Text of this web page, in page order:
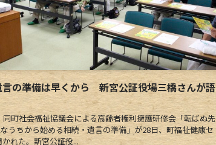
言の準備は早くから 新宮公証役場三橋さんが語
町社会福祉協議会による高齢者権利擁護研修会「転ばぬ先
うちから始める相続・遺言の準備」が28日、町福祉健康セ
かれた。新宮公証役...